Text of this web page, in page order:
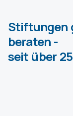
Stiftungen
beraten -
seit über